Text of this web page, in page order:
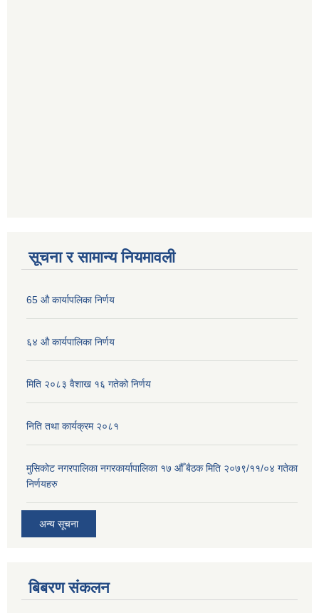
सूचना र सामान्य नियमावली
65 औ कार्यापलिका निर्णय
६४ औ कार्यपालिका निर्णय
मिति २०८३ वैशाख १६ गतेको निर्णय
निति तथा कार्यक्रम २०८१
मुसिकोट नगरपालिका नगरकार्यापालिका १७ औँ बैठक मिति २०७९/११/०४ गतेका
निर्णयहरु
अन्य सूचना
बिबरण संकलन